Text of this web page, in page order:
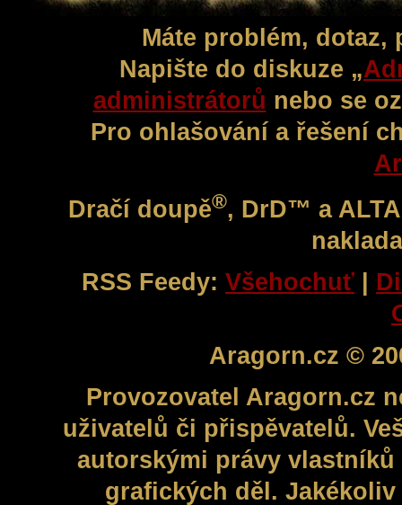
Máte problém,
Napište do diskuze „
administrátorů nebo se
Pro ohlašování a řešení
Dračí doupě®, DrD™ a
RSS Feedy: Všehochuť
Aragorn.cz ©
Provozovatel Aragorn.cz
uživatelů či přispěvatelů.
autorskými právy
grafických děl.